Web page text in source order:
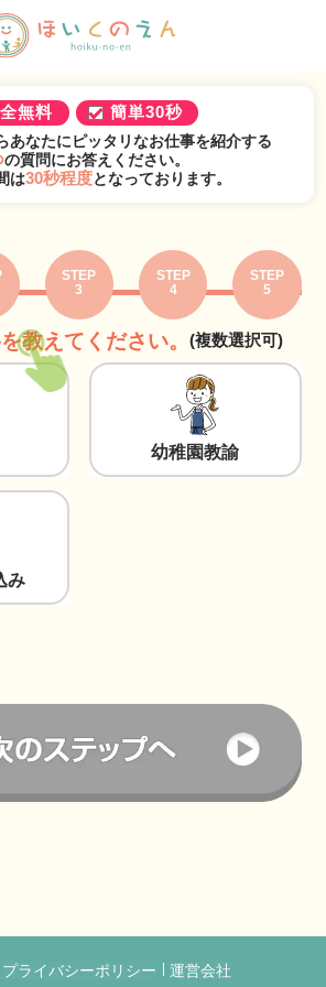
無料
簡単30秒
あなたにピッタリなお仕事を紹介する
の質問にお答えください。
は30秒程度となっております。
STEP
3
STEP
4
STEP
5
教えてください。 (複数選択可)
幼稚園教諭
み
プライバシーポリシー 運営会社